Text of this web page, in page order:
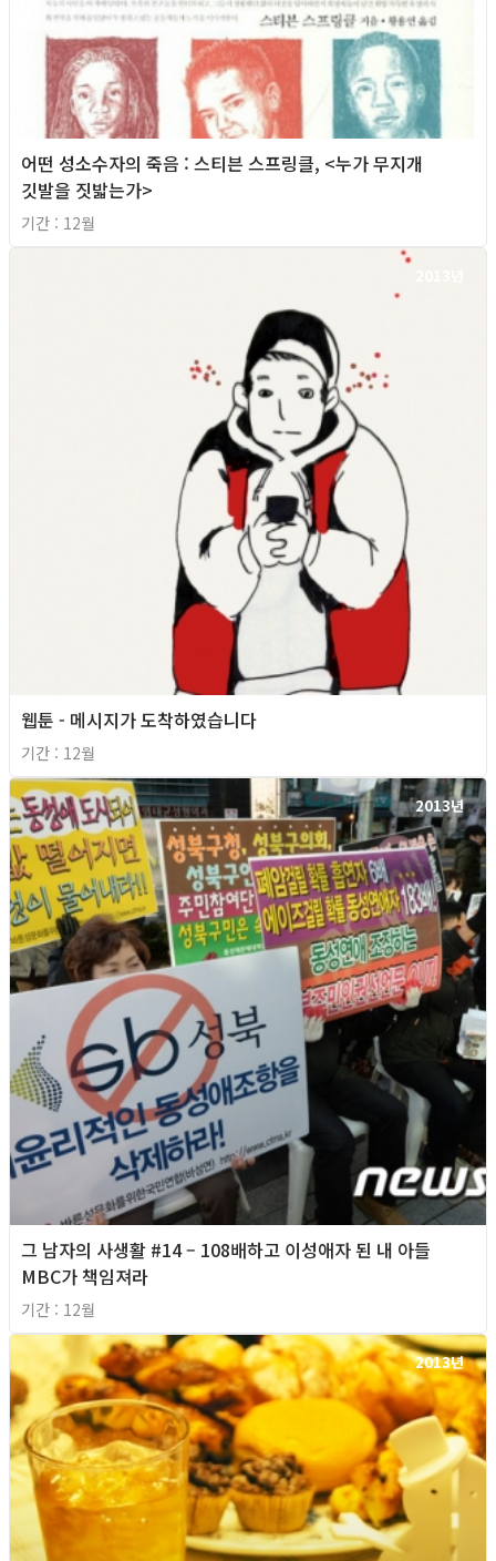
어떤 성소수자의 죽음 : 스티븐 스프링클, <누가 무지개
깃발을 짓밟는가>
기간 : 12월
웹툰 - 메시지가 도착하였습니다
기간 : 12월
2013년
그 남자의 사생활 #14 – 108배하고 이성애자 된 내 아들
MBC가 책임져라
기간 : 12월
2013년